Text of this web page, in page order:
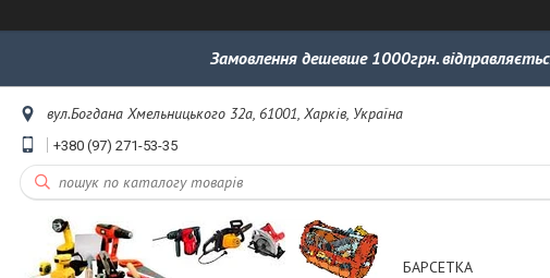
Замовлення дешевше 1000грн.
вул.Богдана Хмельницького 32а, 61001, Харків, Україна
+380 (97) 271-53-35
БАРСЕТКА